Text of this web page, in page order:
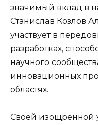
значимый вклад в
Станислав Козлов
участвует в
разработках,
научного
инновационных
областях.
Своей изощренной